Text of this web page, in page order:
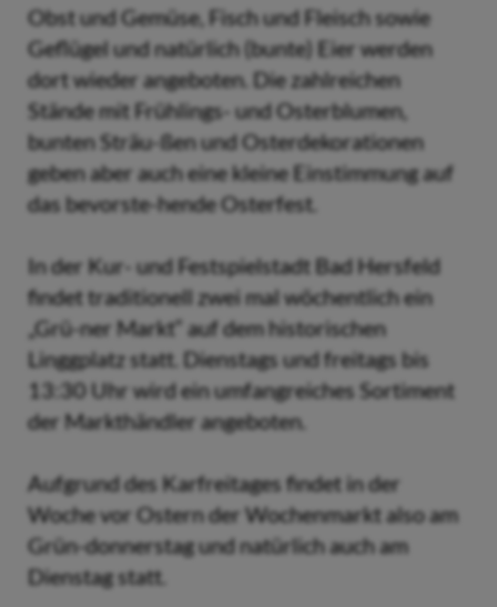
Obst und Gemüse, Fisch und Fleisch sowie
Geflügel und natürlich (bunte) Eier werden
dort wieder angeboten. Die zahlreichen
Stände mit Frühlings- und Osterblumen,
bunten Sträu-ßen und Osterdekorationen
geben aber auch eine kleine Einstimmung auf
das bevorste-hende Osterfest.
In der Kur- und Festspielstadt Bad Hersfeld
findet traditionell zwei mal wöchentlich ein
„Grü-ner Markt“ auf dem historischen
Linggplatz statt. Dienstags und freitags bis
13:30 Uhr wird ein umfangreiches Sortiment
der Markthändler angeboten.
Aufgrund des Karfreitages findet in der
Woche vor Ostern der Wochenmarkt also am
Grün-donnerstag und natürlich auch am
Dienstag statt.